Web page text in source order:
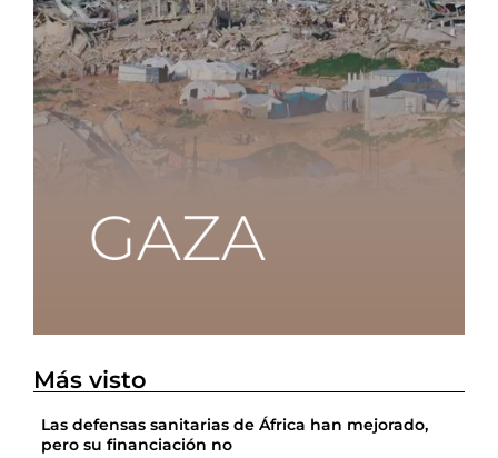
Más visto
Las defensas sanitarias de África han mejorado,
pero su financiación no